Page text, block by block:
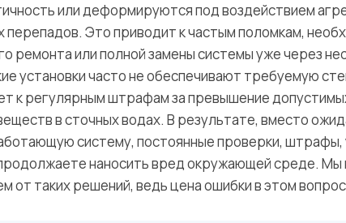
или деформируются под воздействием
перепадов. Это приводит к частым поломкам,
ремонта или полной замены системы уже через
установки часто не обеспечивают требуемую
к регулярным штрафам за превышение
в сточных водах. В результате, вместо
систему, постоянные проверки, штрафы,
наносить вред окружающей среде. Мы
от таких решений, ведь цена ошибки в этом